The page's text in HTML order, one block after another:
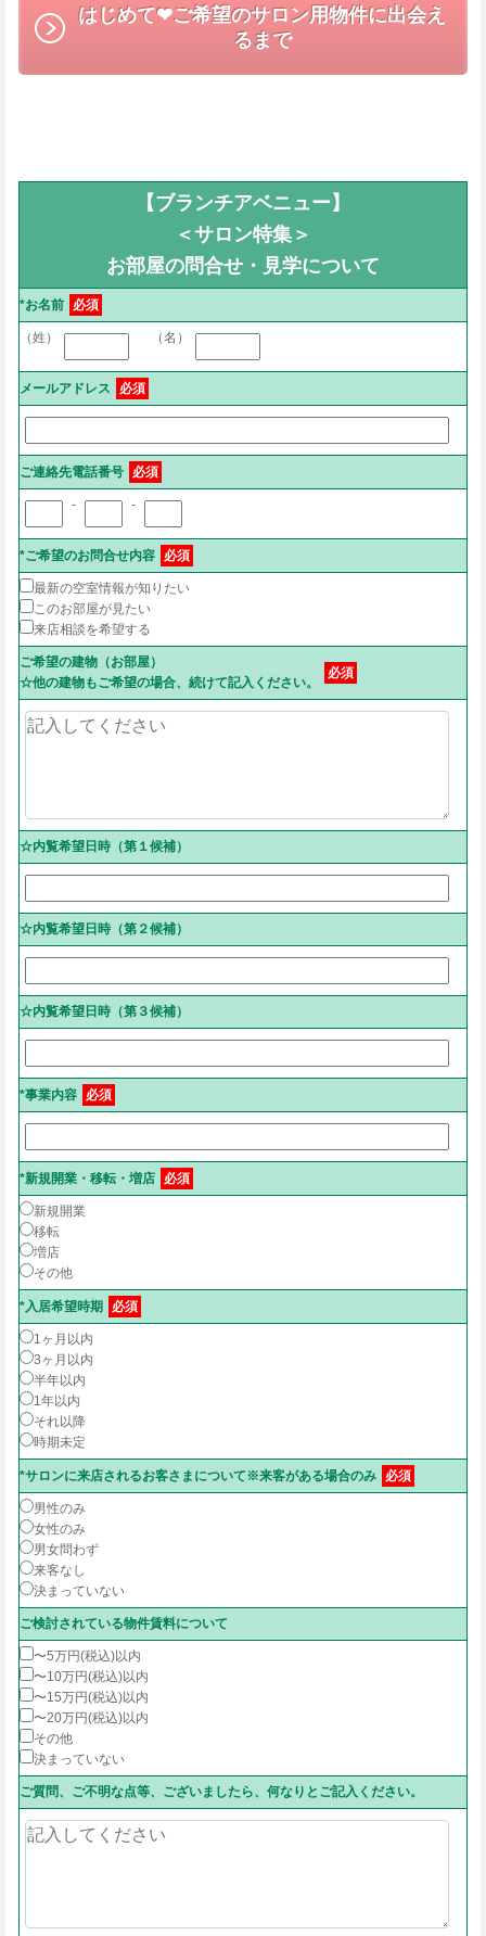
はじめて❤︎ご希望のサロン用物件に出会え
るまで
【ブランチアベニュー】
＜サロン特集＞
お部屋の問合せ・見学について
*お名前 必須
（姓） （名）
メールアドレス 必須
ご連絡先電話番号 必須
- -
*ご希望のお問合せ内容 必須
最新の空室情報が知りたい
このお部屋が見たい
来店相談を希望する
ご希望の建物（お部屋）
☆他の建物もご希望の場合、続けて記入ください。
必須
☆内覧希望日時（第１候補）
☆内覧希望日時（第２候補）
☆内覧希望日時（第３候補）
*事業内容 必須
*新規開業・移転・増店 必須
新規開業
移転
増店
その他
*入居希望時期 必須
1ヶ月以内
3ヶ月以内
半年以内
1年以内
それ以降
時期未定
*サロンに来店されるお客さまについて※来客がある場合のみ 必須
男性のみ
女性のみ
男女問わず
来客なし
決まっていない
ご検討されている物件賃料について
〜5万円(税込)以内
〜10万円(税込)以内
〜15万円(税込)以内
〜20万円(税込)以内
その他
決まっていない
ご質問、ご不明な点等、ございましたら、何なりとご記入ください。